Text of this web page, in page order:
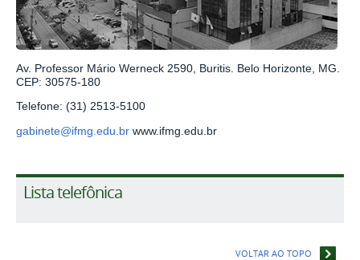
Av. Professor Mário Werneck 2590, Buritis. Belo Horizonte, MG.
CEP: 30575-180
Telefone: (31) 2513-5100
gabinete@ifmg.edu.br www.ifmg.edu.br
Lista telefônica
VOLTAR AO TOPO